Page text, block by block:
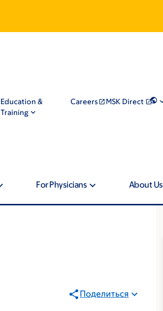
Education &
Training
Careers MSK Direct
For Physicians About Us
Поделиться